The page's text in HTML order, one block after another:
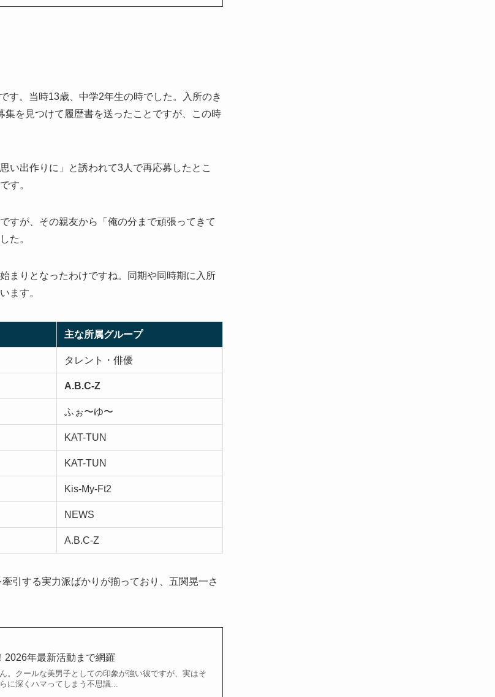
です。当時13歳、中学2年生の時でした。入所のき
を見つけて履歴書を送ったことですが、この時
い出作りに」と誘われて3人で再応募したとこ
す。
すが、その親友から「俺の分まで頑張ってきて
た。
まりとなったわけですね。同期や同時期に入所
ます。
主な所属グループ
タレント・俳優
A.B.C-Z
ふぉ〜ゆ〜
KAT-TUN
KAT-TUN
Kis-My-Ft2
NEWS
A.B.C-Z
引する実力派ばかりが揃っており、五関晃一さ
2026年最新活動まで網羅
。クールな美男子としての印象が強い彼ですが、実はそ
に深くハマってしまう不思議...